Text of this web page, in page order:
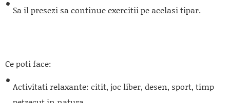
Sa il presezi sa continue exercitii pe acelasi tipar.
Ce poti face:
Activitati relaxante: citit, joc liber, desen, sport, timp